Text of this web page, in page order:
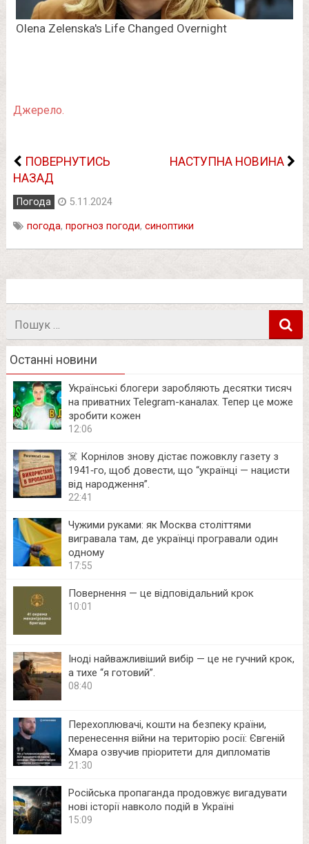
Джерело.
ПОВЕРНУТИСЬ
НАЗАД
НАСТУПНА НОВИНА
Погода 5.11.2024
погода, прогноз погоди, синоптики
Останні новини
Українські блогери заробляють десятки тисяч
на приватних Telegram-каналах. Тепер це може
зробити кожен
12:06
☠️ Корнілов знову дістає пожовклу газету з
1941‑го, щоб довести, що “українці — нацисти
від народження”.
22:41
Чужими руками: як Москва століттями
вигравала там, де українці програвали один
одному
17:55
Повернення — це відповідальний крок
10:01
Іноді найважливіший вибір — це не гучний крок,
а тихе “я готовий”.
08:40
Перехоплювачі, кошти на безпеку країни,
перенесення війни на територію росії: Євгеній
Хмара озвучив пріоритети для дипломатів
21:30
Російська пропаганда продовжує вигадувати
нові історії навколо подій в Україні
15:09